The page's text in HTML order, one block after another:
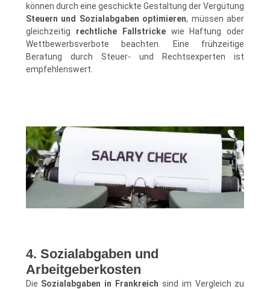
können durch eine geschickte Gestaltung der Vergütung
Steuern und Sozialabgaben optimieren, müssen aber
gleichzeitig rechtliche Fallstrickewie Haftung oder
Wettbewerbsverbote beachten. Eine frühzeitige
Beratung durch Steuer- und Rechtsexperten ist
empfehlenswert.
4. Sozialabgaben und
Arbeitgeberkosten
Die Sozialabgaben in Frankreich sind im Vergleich zu